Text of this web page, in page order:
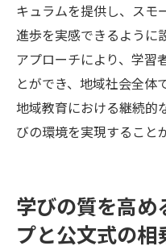
キュラムを提供し、スモ
進歩を実感できるように
アプローチにより、学習
とができ、地域社会全体
地域教育における継続的
びの環境を実現すること
学びの質を高め
プと公文式の相